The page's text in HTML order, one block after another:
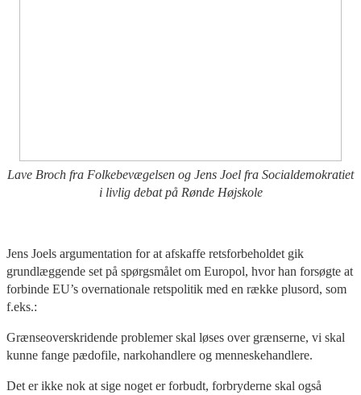
Lave Broch fra Folkebevægelsen og Jens Joel fra Socialdemokratiet
i livlig debat på Rønde Højskole
Jens Joels argumentation for at afskaffe retsforbeholdet gik
grundlæggende set på spørgsmålet om Europol, hvor han forsøgte at
forbinde EU’s overnationale retspolitik med en række plusord, som
f.eks.:
Grænseoverskridende problemer skal løses over grænserne, vi skal
kunne fange pædofile, narkohandlere og menneskehandlere.
Det er ikke nok at sige noget er forbudt, forbryderne skal også